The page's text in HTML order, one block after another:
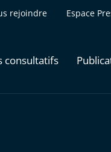
rejoindre Espace
consultatifs